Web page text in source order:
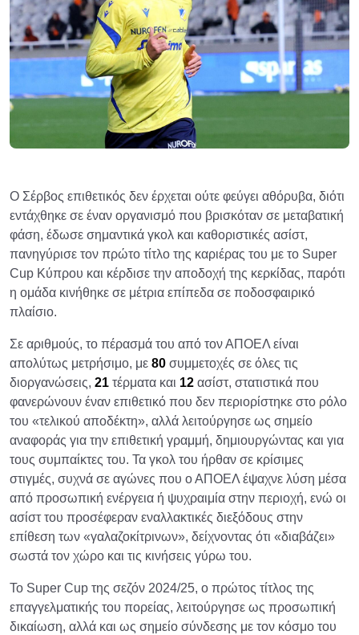
Ο Σέρβος επιθετικός δεν έρχεται ούτε φεύγει αθόρυβα, διότι
εντάχθηκε σε έναν οργανισμό που βρισκόταν σε μεταβατική
φάση, έδωσε σημαντικά γκολ και καθοριστικές ασίστ,
πανηγύρισε τον πρώτο τίτλο της καριέρας του με το Super
Cup Κύπρου και κέρδισε την αποδοχή της κερκίδας, παρότι
η ομάδα κινήθηκε σε μέτρια επίπεδα σε ποδοσφαιρικό
πλαίσιο.
Σε αριθμούς, το πέρασμά του από τον ΑΠΟΕΛ είναι
απολύτως μετρήσιμο, με 80 συμμετοχές σε όλες τις
διοργανώσεις, 21 τέρματα και 12 ασίστ, στατιστικά που
φανερώνουν έναν επιθετικό που δεν περιορίστηκε στο ρόλο
του «τελικού αποδέκτη», αλλά λειτούργησε ως σημείο
αναφοράς για την επιθετική γραμμή, δημιουργώντας και για
τους συμπαίκτες του. Τα γκολ του ήρθαν σε κρίσιμες
στιγμές, συχνά σε αγώνες που ο ΑΠΟΕΛ έψαχνε λύση μέσα
από προσωπική ενέργεια ή ψυχραιμία στην περιοχή, ενώ οι
ασίστ του προσέφεραν εναλλακτικές διεξόδους στην
επίθεση των «γαλαζοκίτρινων», δείχνοντας ότι «διαβάζει»
σωστά τον χώρο και τις κινήσεις γύρω του.
Το Super Cup της σεζόν 2024/25, ο πρώτος τίτλος της
επαγγελματικής του πορείας, λειτούργησε ως προσωπική
δικαίωση, αλλά και ως σημείο σύνδεσης με τον κόσμο του